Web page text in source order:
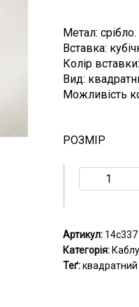
Метал: срібло.
Вставка:
Колір
Вид:
Можливість
РОЗМІР
Артикул: 14с337
Категорія:
Теґ:квадратний